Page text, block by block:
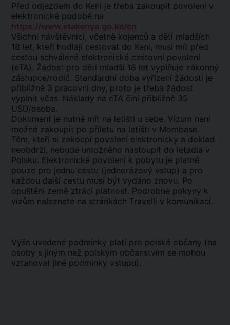
Před odjezdem do Keni je třeba zakoupit povolení v
elektronické podobě na
https://www.etakenya.go.ke/en
Všichni návštěvníci, včetně kojenců a dětí mladších
18 let, kteří hodlají cestovat do Keni, musí mít před
cestou schválené elektronické cestovní povolení
(eTA). Žádost pro děti mladší 18 let vyplňuje zákonný
zástupce/rodič. Standardní doba vyřízení žádosti je
přibližně 3 pracovní dny, proto je třeba žádost
vyplnit včas. Náklady na eTA činí přibližně 35
USD/osoba.
Dokument je nutné mít na letišti u sebe. Vízum není
možné zakoupit po příletu na letišti v Mombase.
Těm, kteří si zakoupí povolení elektronicky a doklad
neobdrží, nebude umožněno nastoupit do letadla v
Polsku. Elektronické povolení k pobytu je platné
pouze pro jednu cestu (jednorázový vstup) a pro
každou další cestu musí být vydáno znovu. Po
opuštění země ztrácí platnost. Podrobné pokyny k
vízům naleznete na stránkách Travelli v komunikaci.
Výše uvedené podmínky platí pro polské občany (na
osoby s jiným než polským občanstvím se mohou
vztahovat jiné podmínky vstupu).